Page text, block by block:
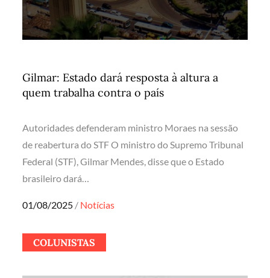
Gilmar: Estado dará resposta à altura a
quem trabalha contra o país
Autoridades defenderam ministro Moraes na sessão
de reabertura do STF O ministro do Supremo Tribunal
Federal (STF), Gilmar Mendes, disse que o Estado
brasileiro dará…
Posted
01/08/2025 Notícias
COLUNISTAS